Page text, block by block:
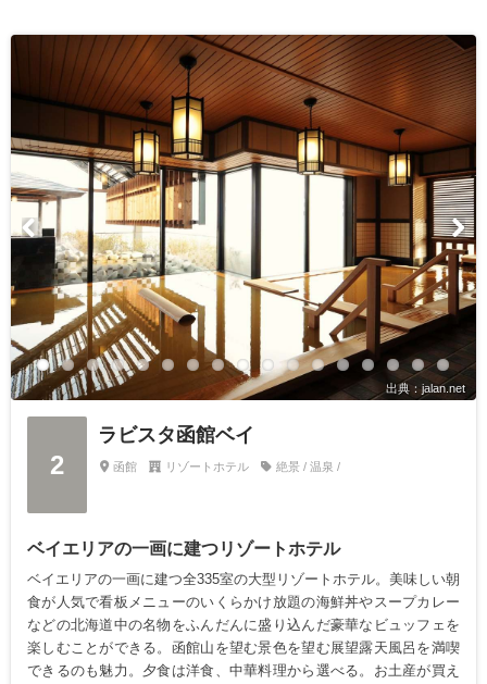
出典：jalan.net
2
ラビスタ函館ベイ
函館 リゾートホテル 絶景 / 温泉 /
ベイエリアの一画に建つリゾートホテル
ベイエリアの一画に建つ全335室の大型リゾートホテル。美味しい朝
食が人気で看板メニューのいくらかけ放題の海鮮丼やスープカレー
などの北海道中の名物をふんだんに盛り込んだ豪華なビュッフェを
楽しむことができる。函館山を望む景色を望む展望露天風呂を満喫
できるのも魅力。夕食は洋食、中華料理から選べる。お土産が買え